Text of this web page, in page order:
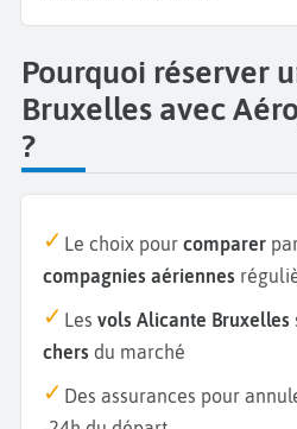
Pourquoi réserver
Bruxelles avec
?
Le choix pour comparer
compagnies aériennes
Les vols Alicante Bruxelles
chers du marché
Des assurances pour